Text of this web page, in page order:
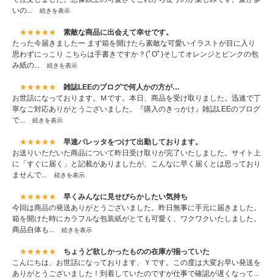
いの...
続きを表示
★★★★★
素敵な商品に出会えて幸せです。
たった今届きましたー まず箱を開けたら素敵な可愛いイラストが目に入り
思わずにっこり こちらは手書きですか？(ﾟOﾟ)そしてオレンジとピンクの包
み紙の...
続きを表示
★★★★★
雑誌LEEのブログで何人かの方が…
お世話になっております。Ｍです。本日、商品を受け取りました。迅速で丁
寧なご対応ありがとうございました。『購入のきっかけ』雑誌LEEのブログ
で...
続きを表示
★★★★★
早速バレッタをつけて出勤しております。
お送りいただいた商品について昨日受け取りが完了いたしました。サイト上
に「すぐに届く」と記載がありましたが、こんなに早く届くとは思っており
ませんで...
続きを表示
★★★★★
早くみんなに見せびらかしたい気持ち
今回は商品の発送ありがとうございました。昨日無事に手元に届きました。
箱を開けた時にカラフルな包装紙がとても可愛く、ワクワクいたしました。
商品自体も...
続きを表示
★★★★★
ちょうど欲しかったものの在庫が揃っていた
こんにちは、お世話になっております、Ｙです。この度は大変お早い発送を
ありがとうございました！到着していたのですが仕事で確認が遅くなって...